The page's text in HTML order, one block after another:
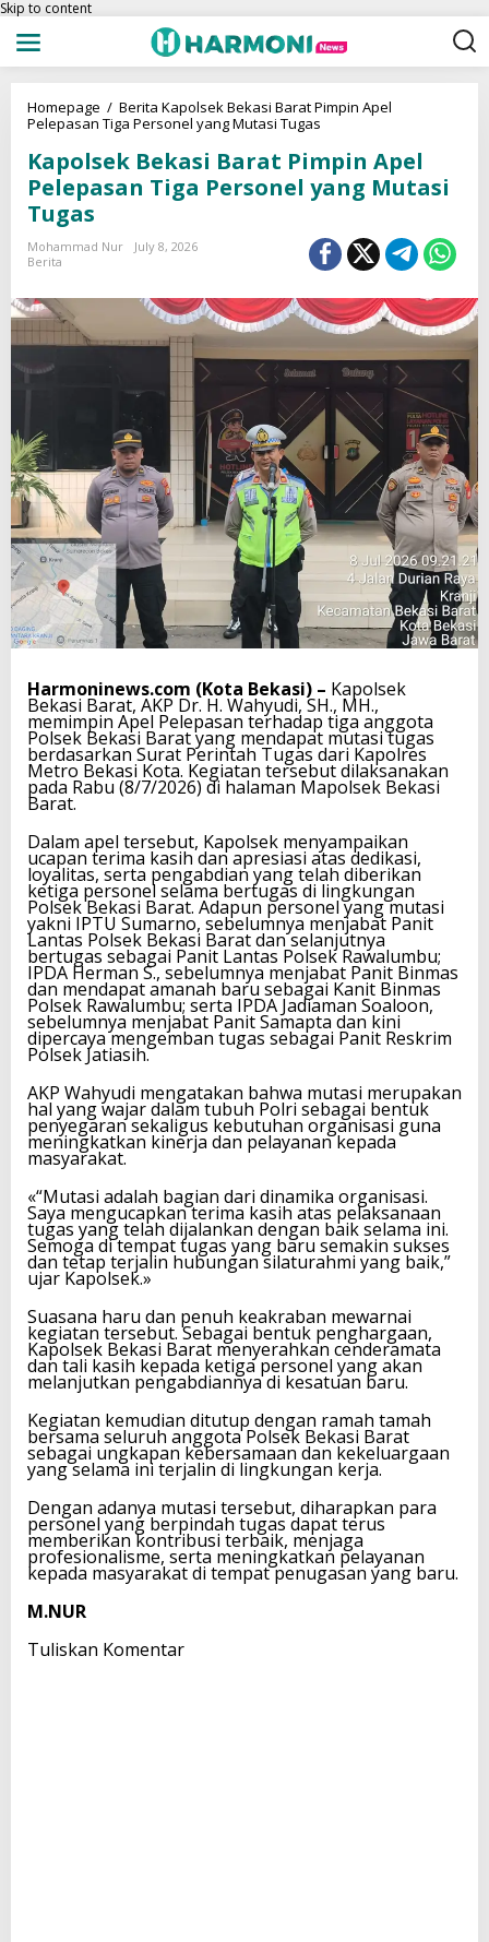
Skip to content
Homepage / Berita Kapolsek Bekasi Barat Pimpin Apel
Pelepasan Tiga Personel yang Mutasi Tugas
Kapolsek Bekasi Barat Pimpin Apel
Pelepasan Tiga Personel yang Mutasi
Tugas
Mohammad Nur
July 8, 2026
Berita
Harmoninews.com (Kota Bekasi) – Kapolsek
Bekasi Barat, AKP Dr. H. Wahyudi, SH., MH.,
memimpin Apel Pelepasan terhadap tiga anggota
Polsek Bekasi Barat yang mendapat mutasi tugas
berdasarkan Surat Perintah Tugas dari Kapolres
Metro Bekasi Kota. Kegiatan tersebut dilaksanakan
pada Rabu (8/7/2026) di halaman Mapolsek Bekasi
Barat.
Dalam apel tersebut, Kapolsek menyampaikan
ucapan terima kasih dan apresiasi atas dedikasi,
loyalitas, serta pengabdian yang telah diberikan
ketiga personel selama bertugas di lingkungan
Polsek Bekasi Barat. Adapun personel yang mutasi
yakni IPTU Sumarno, sebelumnya menjabat Panit
Lantas Polsek Bekasi Barat dan selanjutnya
bertugas sebagai Panit Lantas Polsek Rawalumbu;
IPDA Herman S., sebelumnya menjabat Panit Binmas
dan mendapat amanah baru sebagai Kanit Binmas
Polsek Rawalumbu; serta IPDA Jadiaman Soaloon,
sebelumnya menjabat Panit Samapta dan kini
dipercaya mengemban tugas sebagai Panit Reskrim
Polsek Jatiasih.
AKP Wahyudi mengatakan bahwa mutasi merupakan
hal yang wajar dalam tubuh Polri sebagai bentuk
penyegaran sekaligus kebutuhan organisasi guna
meningkatkan kinerja dan pelayanan kepada
masyarakat.
«“Mutasi adalah bagian dari dinamika organisasi.
Saya mengucapkan terima kasih atas pelaksanaan
tugas yang telah dijalankan dengan baik selama ini.
Semoga di tempat tugas yang baru semakin sukses
dan tetap terjalin hubungan silaturahmi yang baik,”
ujar Kapolsek.»
Suasana haru dan penuh keakraban mewarnai
kegiatan tersebut. Sebagai bentuk penghargaan,
Kapolsek Bekasi Barat menyerahkan cenderamata
dan tali kasih kepada ketiga personel yang akan
melanjutkan pengabdiannya di kesatuan baru.
Kegiatan kemudian ditutup dengan ramah tamah
bersama seluruh anggota Polsek Bekasi Barat
sebagai ungkapan kebersamaan dan kekeluargaan
yang selama ini terjalin di lingkungan kerja.
Dengan adanya mutasi tersebut, diharapkan para
personel yang berpindah tugas dapat terus
memberikan kontribusi terbaik, menjaga
profesionalisme, serta meningkatkan pelayanan
kepada masyarakat di tempat penugasan yang baru.
M.NUR
Tuliskan Komentar